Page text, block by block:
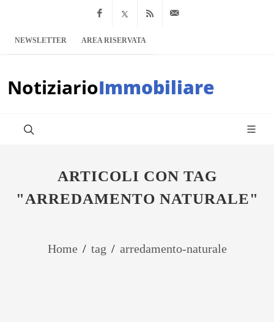
Facebook
x.com Feed RSS
NEWSLETTER AREA RISERVATA
NotiziarioImmobiliare
ARTICOLI CON TAG
"ARREDAMENTO NATURALE"
Home / tag / arredamento-naturale